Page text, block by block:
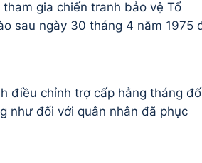
gia chiến tranh bảo vệ Tổ
sau ngày 30 tháng 4 năm 1975
điều chỉnh trợ cấp hằng tháng
như đối với quân nhân đã phục